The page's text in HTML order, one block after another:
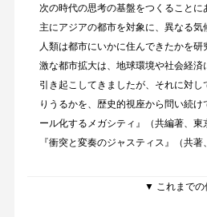
次の時代の思考の基盤をつくること
主にアジアの都市を対象に、異なる気
人類は都市にいかに住んできたかを
激な都市拡大は、地球環境や社会経済
引き起こしてきましたが、それに対
りうるかを、歴史的視座から問い続
ール化するメガシティ』（共編著、東
『衝突と変奏のジャスティス』（共著
▼ これまでの